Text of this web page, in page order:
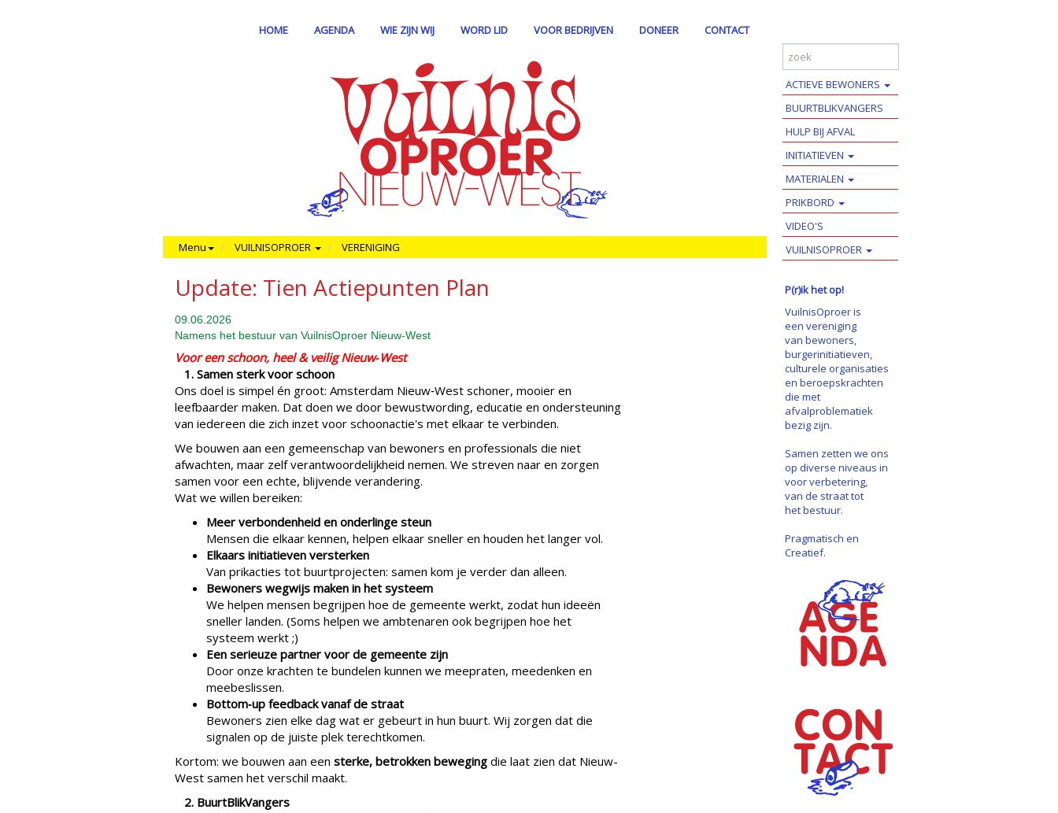
HOME AGENDA WIE ZIJN WIJ WORD LID VOOR BEDRIJVEN DONEER CONTACT
Menu VUILNISOPROER VERENIGING
Update: Tien Actiepunten Plan
09.06.2026
Namens het bestuur van VuilnisOproer Nieuw-West
Voor een schoon, heel & veilig Nieuw‑West
1. Samen sterk voor schoon
Ons doel is simpel én groot: Amsterdam Nieuw‑West schoner, mooier en
leefbaarder maken. Dat doen we door bewustwording, educatie en ondersteuning
van iedereen die zich inzet voor schoonactie's met elkaar te verbinden.
We bouwen aan een gemeenschap van bewoners en professionals die niet
afwachten, maar zelf verantwoordelijkheid nemen. We streven naar en zorgen
samen voor een echte, blijvende verandering.
Wat we willen bereiken:
Meer verbondenheid en onderlinge steun
Mensen die elkaar kennen, helpen elkaar sneller en houden het langer vol.
Elkaars initiatieven versterken
Van prikacties tot buurtprojecten: samen kom je verder dan alleen.
Bewoners wegwijs maken in het systeem
We helpen mensen begrijpen hoe de gemeente werkt, zodat hun ideeën
sneller landen. (Soms helpen we ambtenaren ook begrijpen hoe het
systeem werkt ;)
Een serieuze partner voor de gemeente zijn
Door onze krachten te bundelen kunnen we meepraten, meedenken en
meebeslissen.
Bottom‑up feedback vanaf de straat
Bewoners zien elke dag wat er gebeurt in hun buurt. Wij zorgen dat die
signalen op de juiste plek terechtkomen.
Kortom: we bouwen aan een sterke, betrokken beweging die laat zien dat Nieuw-
West samen het verschil maakt.
2. BuurtBlikVangers
ACTIEVE BEWONERS
BUURTBLIKVANGERS
HULP BIJ AFVAL
INITIATIEVEN
MATERIALEN
PRIKBORD
VIDEO'S
VUILNISOPROER
P(r)ik het op!
VuilnisOproer is
een vereniging
van bewoners,
burgerinitiatieven,
culturele organisaties
en beroepskrachten
die met
afvalproblematiek
bezig zijn.
Samen zetten we ons
op diverse niveaus in
voor verbetering,
van de straat tot
het bestuur.
Pragmatisch en
Creatief.